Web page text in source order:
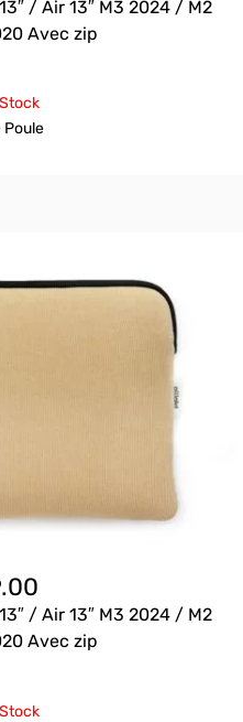
/ Air 13″ M3 2024 / M2
Avec zip
Poule
/ Air 13″ M3 2024 / M2
Avec zip